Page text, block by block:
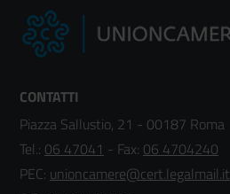
CONTATTI
Piazza Sallustio, 21 - 00187 Roma
Tel.: 06 47041 - Fax: 06 4704240
PEC: unioncamere@cert.legalmail.it